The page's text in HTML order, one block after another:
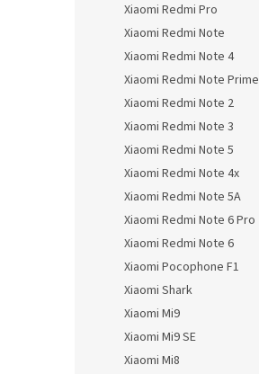
Xiaomi Redmi Pro
Xiaomi Redmi Note
Xiaomi Redmi Note 4
Xiaomi Redmi Note Prime
Xiaomi Redmi Note 2
Xiaomi Redmi Note 3
Xiaomi Redmi Note 5
Xiaomi Redmi Note 4x
Xiaomi Redmi Note 5A
Xiaomi Redmi Note 6 Pro
Xiaomi Redmi Note 6
Xiaomi Pocophone F1
Xiaomi Shark
Xiaomi Mi9
Xiaomi Mi9 SE
Xiaomi Mi8